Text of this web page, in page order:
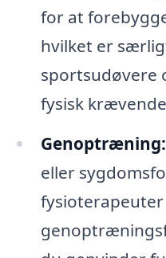
for at
hvilket er
sportsudøvere
fysisk
Genoptræning:
eller